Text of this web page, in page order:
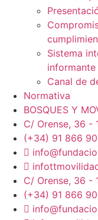
Sistema
informante
Canal de
Normativa
BOSQUES Y
C/ Orense, 36 -
(+34) 91 866 90
C/ Orense, 36 -
(+34) 91 866 90